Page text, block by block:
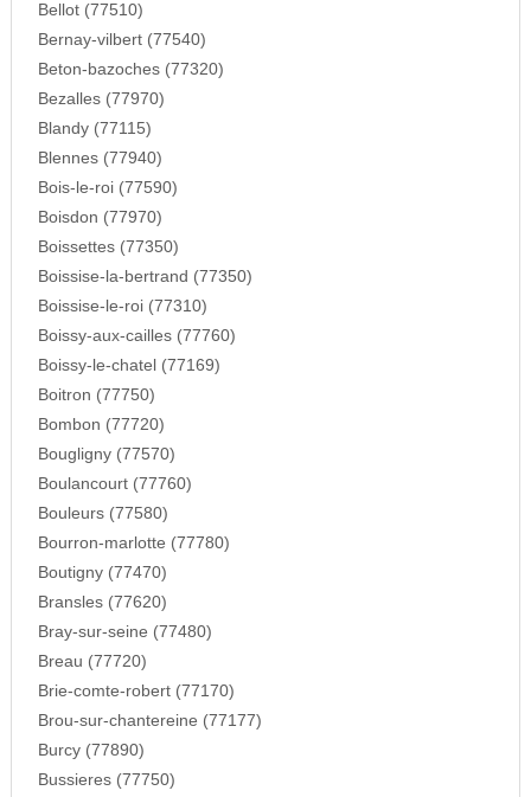
Bellot (77510)
Bernay-vilbert (77540)
Beton-bazoches (77320)
Bezalles (77970)
Blandy (77115)
Blennes (77940)
Bois-le-roi (77590)
Boisdon (77970)
Boissettes (77350)
Boissise-la-bertrand (77350)
Boissise-le-roi (77310)
Boissy-aux-cailles (77760)
Boissy-le-chatel (77169)
Boitron (77750)
Bombon (77720)
Bougligny (77570)
Boulancourt (77760)
Bouleurs (77580)
Bourron-marlotte (77780)
Boutigny (77470)
Bransles (77620)
Bray-sur-seine (77480)
Breau (77720)
Brie-comte-robert (77170)
Brou-sur-chantereine (77177)
Burcy (77890)
Bussieres (77750)